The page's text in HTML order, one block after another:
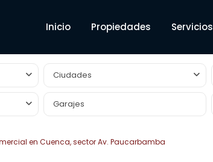
Inicio Propiedades Servicios
Ciudades
en Cuenca, sector Av. Paucarbamba